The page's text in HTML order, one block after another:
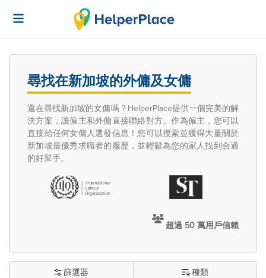
尋找在新加坡的外傭及女傭
還在尋找新加坡的女傭嗎？HelperPlace提供一個完美的解
決方案，讓僱主和外傭直接聯絡對方。作為僱主，您可以
直接給任何女傭人選發信息！您可以搜索並獲得大量關於
新加坡最優秀求職者的履歷，並輕鬆為您的家人找到合適
的好幫手。
超過 50 萬用戶信賴
篩選器 種類